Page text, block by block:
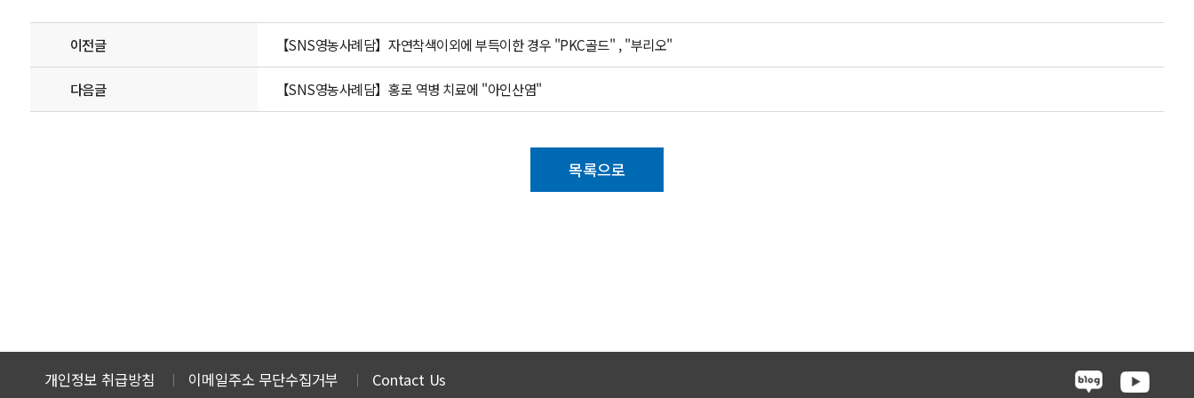
이전글 【SNS영농사례담】자연착색이외에 부득이한 경우 "PKC골드" , "부리오"
다음글 【SNS영농사례담】홍로 역병 치료에 "아인산염"
목록으로
개인정보 취급방침 이메일주소 무단수집거부 Contact Us